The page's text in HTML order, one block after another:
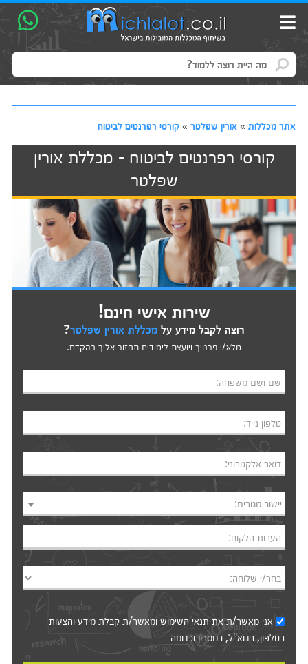
אתר מכללות» אורין שפלטר» קורסי רפרנטים לביטוח
קורסי רפרנטים לביטוח - מכללת אורין
שפלטר
שירות אישי חינם!
רוצה לקבל מידע עלמכללת אורין שפלטר?
מלא/י פרטיך ויועצת לימודים תחזור אליך בהקדם.
שם ושם משפחה:
טלפון נייד:
דואר אלקטרוני:
יישוב מגורים:
הערות הלקוח:
בחר/י שלוחה:
אני מאשר/ת אתתנאי השימושומאשר/ת קבלת מידע והצעות
בטלפון, בדוא"ל, במסרון וכדומה‎‎